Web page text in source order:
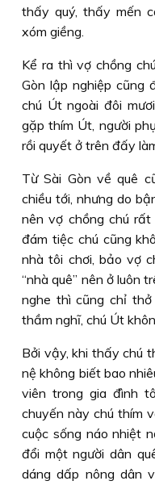
thấy quý, thấy mến
xóm giềng.
Kể ra thì vợ chồng
Gòn lập nghiệp cũng
chú Út ngoài đôi
gặp thím Út, người
rồi quyết ở trên đấy
Từ Sài Gòn về quê
chiều tới, nhưng do
nên vợ chồng chú
đám tiệc chú cũng
nhà tôi chơi, bảo vợ
“nhà quê” nên ở luôn
nghe thì cũng chỉ
thầm nghĩ, chú Út
Bởi vậy, khi thấy chú
nệ không biết bao
viên trong gia đình
chuyến này chú thím
cuộc sống náo nhiệt
đổi một người dân
dáng dấp nông dân